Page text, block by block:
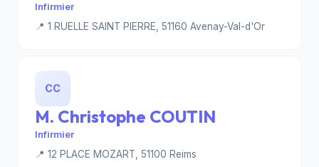
Infirmier
📍 1 RUELLE SAINT PIERRE, 51160 Avenay-Val-d'Or
CC
M. Christophe COUTIN
Infirmier
📍 12 PLACE MOZART, 51100 Reims